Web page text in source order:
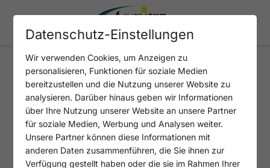
AEROBIC
Datenschutz-Einstellungen
Wir verwenden Cookies, um Anzeigen zu
personalisieren, Funktionen für soziale Medien
bereitzustellen und die Nutzung unserer Website zu
analysieren. Darüber hinaus geben wir Informationen
über Ihre Nutzung unserer Website an unsere Partner
für soziale Medien, Werbung und Analysen weiter.
Unsere Partner können diese Informationen mit
anderen Daten zusammenführen, die Sie ihnen zur
Verfügung gestellt haben oder die sie im Rahmen Ihrer